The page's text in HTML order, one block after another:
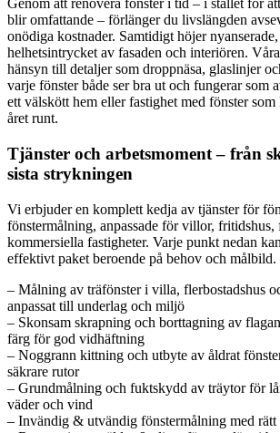
Genom att renovera fönster i tid – i stället för
blir omfattande – förlänger du livslängden
onödiga kostnader. Samtidigt höjer
helhetsintrycket av fasaden och interiören.
hänsyn till detaljer som droppnäsa, glaslinjer
varje fönster både ser bra ut och fungerar som
ett välskött hem eller fastighet med fönster
året runt.
Tjänster och arbetsmoment – från
sista strykningen
Vi erbjuder en komplett kedja av tjänster för
fönstermålning, anpassade för villor, fritidshus,
kommersiella fastigheter. Varje punkt nedan
effektivt paket beroende på behov och målbild.
– Målning av träfönster i villa, flerbostadshus
anpassat till underlag och miljö
– Skonsam skrapning och borttagning av
färg för god vidhäftning
– Noggrann kittning och utbyte av åldrat
säkrare rutor
– Grundmålning och fuktskydd av träytor för
väder och vind
– Invändig & utvändig fönstermålning med rätt